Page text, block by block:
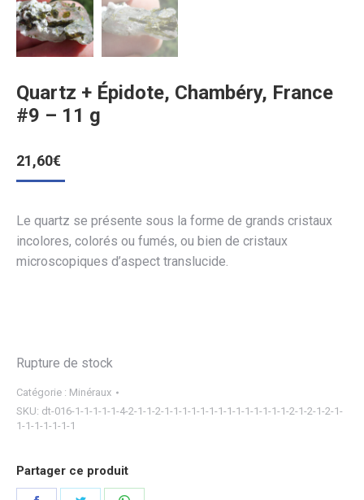
Quartz + Épidote, Chambéry, France
#9 – 11 g
21,60€
Le quartz se présente sous la forme de grands cristaux
incolores, colorés ou fumés, ou bien de cristaux
microscopiques d’aspect translucide.
Rupture de stock
Catégorie : Minéraux
SKU: dt-016-1-1-1-1-1-4-2-1-1-2-1-1-1-1-1-1-1-1-1-1-1-1-1-1-2-1-2-1-2-1-
1-1-1-1-1-1-1
Partager ce produit